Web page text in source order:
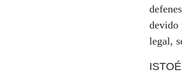
devido
legal,
ISTOÉ